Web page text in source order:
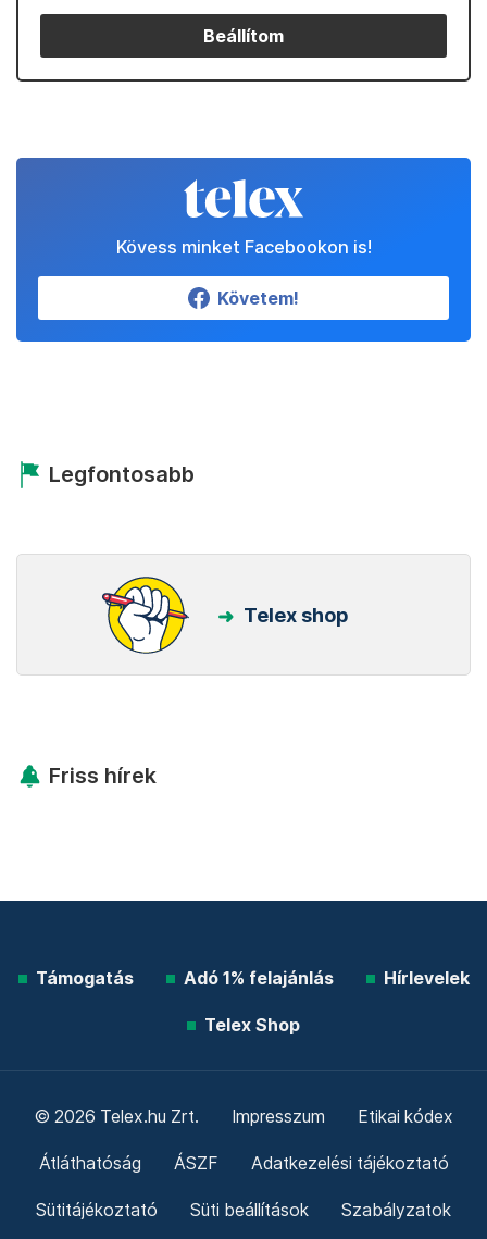
Beállítom
Kövess minket Facebookon is!
Követem!
Legfontosabb
Telex shop
Friss hírek
Támogatás Adó 1% felajánlás Hírlevelek
Telex Shop
© 2026 Telex.hu Zrt. Impresszum Etikai kódex
Átláthatóság ÁSZF Adatkezelési tájékoztató
Sütitájékoztató Süti beállítások Szabályzatok